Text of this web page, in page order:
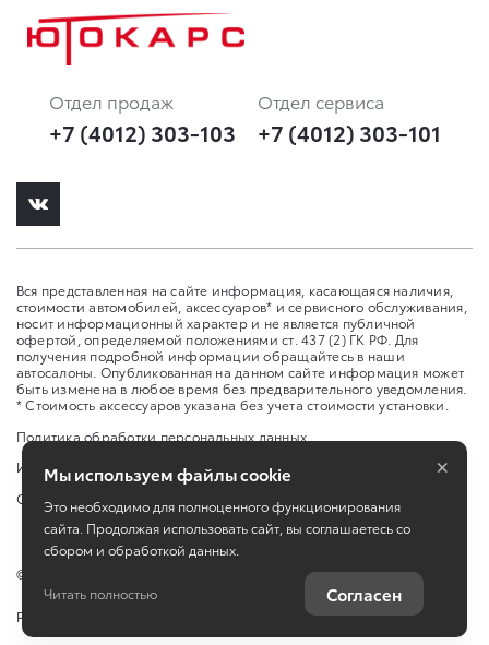
Отдел продаж
+7 (4012) 303-103
Отдел сервиса
+7 (4012) 303-101
Вся представленная на сайте информация, касающаяся наличия,
стоимости автомобилей, аксессуаров* и сервисного обслуживания,
носит информационный характер и не является публичной
офертой, определяемой положениями ст. 437 (2) ГК РФ. Для
получения подробной информации обращайтесь в наши
автосалоны. Опубликованная на данном сайте информация может
быть изменена в любое время без предварительного уведомления.
* Стоимость аксессуаров указана без учета стоимости установки.
Политика обработки персональных данных
Изменить настройку cookies
Сбросить cookie
©
Работает на технологиях
Мы используем файлы cookie
Это необходимо для полноценного функционирования
сайта. Продолжая использовать сайт, вы соглашаетесь со
сбором и обработкой данных.
Читать полностью Согласен
×